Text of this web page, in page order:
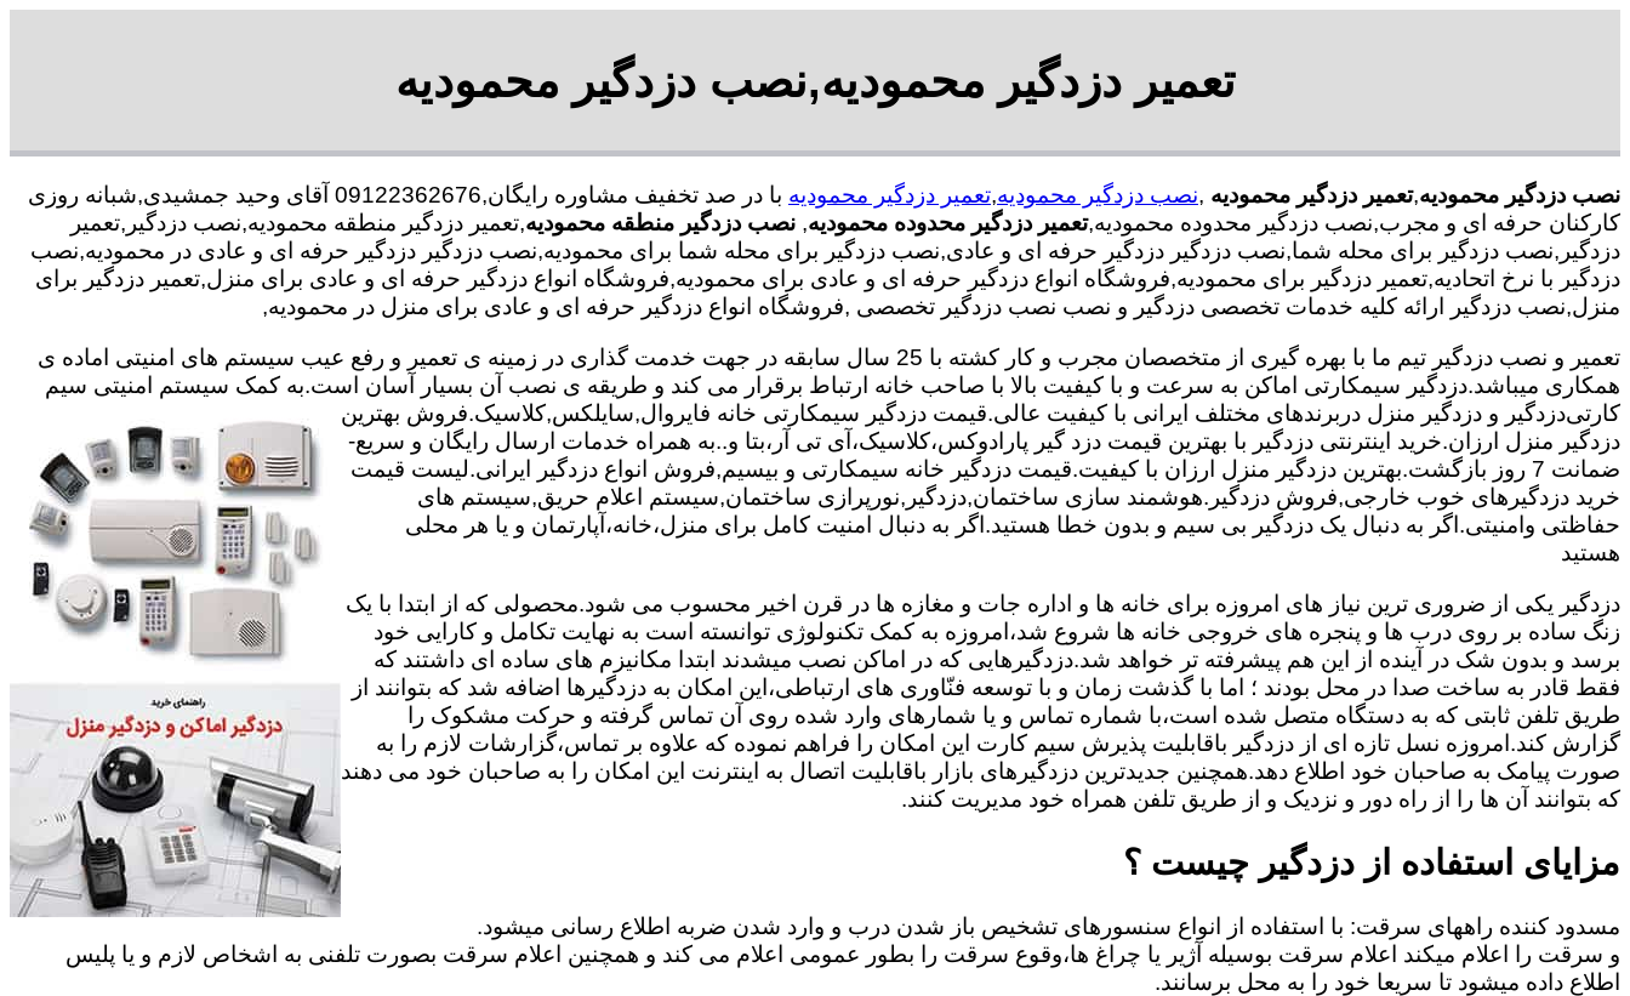
تعمیر دزدگیر محمودیه,نصب دزدگیر محمودیه
نصب دزدگیر محمودیه,تعمیر دزدگیر محمودیه ,نصب دزدگیر محمودیه,تعمیر دزدگیر محمودیه
با در صد تخفیف مشاوره رایگان,09122362676 آقای وحید جمشیدی,شبانه روزی
کارکنان حرفه ای و مجرب,نصب دزدگیر محدوده محمودیه,تعمیر دزدگیر محدوده محمودیه, نصب دزدگیر منطقه محمودیه,تعمیر دزدگیر منطقه محمودیه,نصب دزدگیر,تعمیر
دزدگیر,نصب دزدگیر برای محله شما,نصب دزدگیر دزدگیر حرفه ای و عادی,نصب دزدگیر برای محله شما برای محمودیه,نصب دزدگیر دزدگیر حرفه ای و عادی در محمودیه,نصب
دزدگیر با نرخ اتحادیه,تعمیر دزدگیر برای محمودیه,فروشگاه انواع دزدگیر حرفه ای و عادی برای محمودیه,فروشگاه انواع دزدگیر حرفه ای و عادی برای منزل,تعمیر دزدگیر برای
منزل,نصب دزدگیر ارائه کلیه خدمات تخصصی دزدگیر و نصب نصب دزدگیر تخصصی ,فروشگاه انواع دزدگیر حرفه ای و عادی برای منزل در محمودیه,
تعمیر و نصب دزدگیر تیم ما با بهره گیری از متخصصان مجرب و کار کشته با 25 سال سابقه در جهت خدمت گذاری در زمینه ی تعمیر و رفع عیب سیستم های امنیتی اماده ی
همکاری میباشد.دزدگیر سیمکارتی اماکن به سرعت و با کیفیت بالا با صاحب خانه ارتباط برقرار می کند و طریقه ی نصب آن بسیار آسان است.به کمک سیستم امنیتی سیم
کارتیدزدگیر و دزدگیر منزل دربرندهای مختلف ایرانی با کیفیت عالی.قیمت دزدگیر سیمکارتی خانه فایروال,سایلکس,کلاسیک.فروش بهترین
دزدگیر منزل ارزان.خرید اینترنتی دزدگیر با بهترین قیمت دزد گیر پارادوکس،کلاسیک،آی تی آر،بتا و..به همراه خدمات ارسال رایگان و سریع-
ضمانت 7 روز بازگشت.بهترین دزدگیر منزل ارزان با کیفیت.قیمت دزدگیر خانه سیمکارتی و بیسیم,فروش انواع دزدگیر ایرانی.لیست قیمت
خرید دزدگیرهای خوب خارجی,فروش دزدگیر.هوشمند سازی ساختمان,دزدگیر,نورپرازی ساختمان,سیستم اعلام حریق,سیستم های
حفاظتی وامنیتی.اگر به دنبال یک دزدگیر بی سیم و بدون خطا هستید.اگر به دنبال امنیت کامل برای منزل،خانه،آپارتمان و یا هر محلی
هستید
دزدگیر یکی از ضروری ترین نیاز های امروزه برای خانه ها و اداره جات و مغازه ها در قرن اخیر محسوب می شود.محصولی که از ابتدا با یک
زنگ ساده بر روی درب ها و پنجره های خروجی خانه ها شروع شد،امروزه به کمک تکنولوژی توانسته است به نهایت تکامل و کارایی خود
برسد و بدون شک در آینده از این هم پیشرفته تر خواهد شد.دزدگیرهایی که در اماکن نصب میشدند ابتدا مکانیزم های ساده ای داشتند که
فقط قادر به ساخت صدا در محل بودند ؛ اما با گذشت زمان و با توسعه فنّاوری های ارتباطی،این امکان به دزدگیرها اضافه شد که بتوانند از
طریق تلفن ثابتی که به دستگاه متصل شده است،با شماره تماس و یا شمارهای وارد شده روی آن تماس گرفته و حرکت مشکوک را
گزارش کند.امروزه نسل تازه ای از دزدگیر باقابلیت پذیرش سیم کارت این امکان را فراهم نموده که علاوه بر تماس،گزارشات لازم را به
صورت پیامک به صاحبان خود اطلاع دهد.همچنین جدیدترین دزدگیرهای بازار باقابلیت اتصال به اینترنت این امکان را به صاحبان خود می دهند
که بتوانند آن ها را از راه دور و نزدیک و از طریق تلفن همراه خود مدیریت کنند.
مزایای استفاده از دزدگیر چیست ؟
مسدود کننده راههای سرقت: با استفاده از انواع سنسورهای تشخیص باز شدن درب و وارد شدن ضربه اطلاع رسانی میشود.
و سرقت را اعلام میکند اعلام سرقت بوسیله آژیر یا چراغ ها،وقوع سرقت را بطور عمومی اعلام می کند و همچنین اعلام سرقت بصورت تلفنی به اشخاص لازم و یا پلیس
اطلاع داده میشود تا سریعا خود را به محل برسانند.